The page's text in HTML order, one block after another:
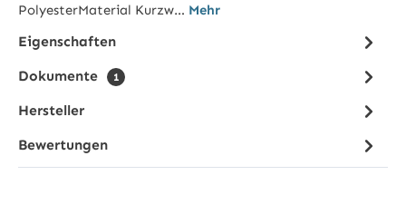
PolyesterMaterial Kurzw… Mehr
Eigenschaften
Dokumente
1
Hersteller
Bewertungen